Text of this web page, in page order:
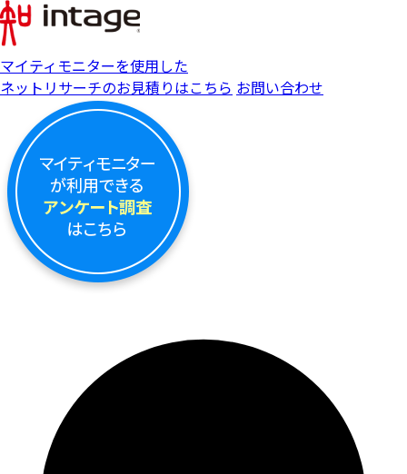
マイティモニターを使用した
ネットリサーチのお見積りはこちら お問い合わせ